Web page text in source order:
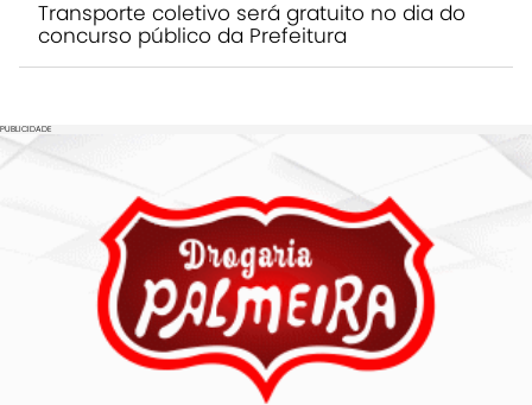
Transporte coletivo será gratuito no dia do
concurso público da Prefeitura
PUBLICIDADE